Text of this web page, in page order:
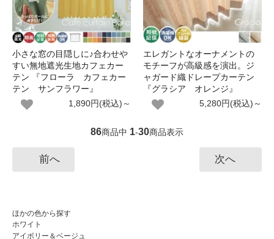
小さな窓の目隠しに♪合わせや
すい無地遮光生地カフェカー
テン 『フローラ カフェカー
テン サンフラワー』
1,890円(税込)～
エレガントなオーナメントの
モチーフが高級感を演出。ジ
ャガード織ドレープカーテン
『グラシア オレンジ』
5,280円(税込)～
86商品中 1-30商品表示
前へ 次へ
ほかの色から探す
ホワイト
アイボリー＆ベージュ